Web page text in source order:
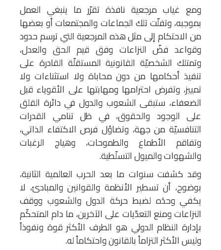
ومع غياب مرجعية نافذة تقرّر ما ينبغي العمل
بموجبه، وتفلّت تلك الجماعات والمجتمعات أو بعضها
من الاحتكام إلى مثل هذه المرجعية التي ترسم حدود
وقواعد فضّ النزاعات وفق قيم الحق والعدل،
وتمتلك الشخصيّة القانونية المستقلّة القادرة على
تنفيذ أحكامها من دون محاباة ولا استثناءات ولا
تمييز، وتفرض احترامها ومهابتها على الأقوياء قبل
الضعفاء، ستبقى الشعوب والدول في دائرة القلق
على الوجود والحقوق، في ظل تنامي القدرات
التنافسيّة من جهة، وتضاؤل فرص الاكتفاء الذاتي،
وتفاقم الأطماع والطموحات، وهياج الرغبات
والشهوات والميول التسلّطية.
وقد كشفت سنوات ما بعد الحرب العالمية الثانية،
بوضوح، أن تسطير الأنظمة والقوانين والمبادئ، لا
يكفي وحدَه لضبط حركة الدول والشعوب ووقف
النزاعات ومنع التعدّيات على الآخرين، ما دام المتحكّم
بإدارة النظام الدولي هو الطرف الأكثر قوة ونفوذاً
وليس الأكثر التزاماً بالقانون واحتكاماً له.